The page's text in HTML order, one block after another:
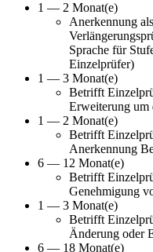
1 — 2 Monat(e)
Anerkennung
Sprache für
Einzelprüfer)
1 — 3 Monat(e)
Betrifft
Erweiterung um
1 — 2 Monat(e)
Betrifft
Anerkennung
6 — 12 Monat(e)
Betrifft
Genehmigung
1 — 3 Monat(e)
Betrifft
Änderung oder
6 — 18 Monat(e)